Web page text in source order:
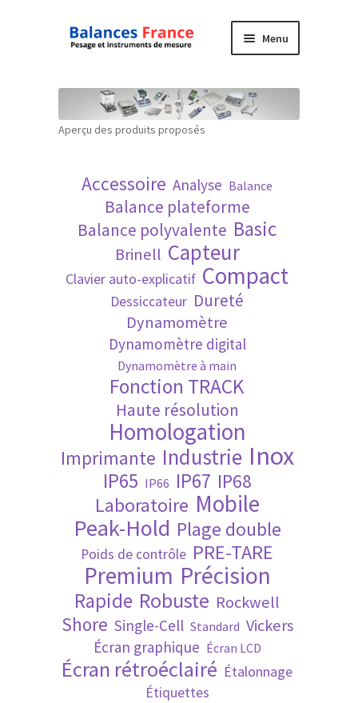
Aller
navigation
Aller
Menu
Mon compte
Politique de confidentialité
Politique en matière de remboursements et
Recherche avancée
Technique
Validation de la commande
Aperçu des produits proposés
Accessoire Analyse Balance
Balance plateforme
Balance polyvalente Basic
Brinell Capteur
Clavier auto-explicatif Compact
Dessiccateur Dureté
Dynamomètre
Dynamomètre digital
Dynamomètre à main
Fonction TRACK
Haute résolution
Homologation
Imprimante Industrie Inox
IP65 IP66 IP67 IP68
Laboratoire Mobile
Peak-Hold Plage double
Poids de contrôle PRE-TARE
Premium Précision
Rapide Robuste Rockwell
Shore Single-Cell Standard Vickers
Écran graphique Écran LCD
Écran rétroéclairé Étalonnage
Étiquettes